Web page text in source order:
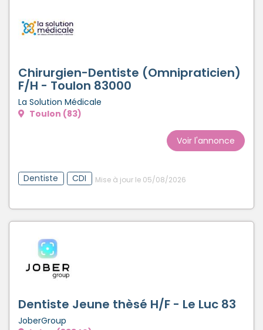
Chirurgien-Dentiste (Omnipraticien)
F/H - Toulon 83000
La Solution Médicale
Toulon (83)
Voir l'annonce
Dentiste CDI Mise à jour le 05/08/2026
Dentiste Jeune thèsé H/F - Le Luc 83
JoberGroup